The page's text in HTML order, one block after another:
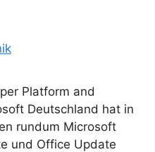
Platform and
Deutschland hat in
rundum Microsoft
und Office Update